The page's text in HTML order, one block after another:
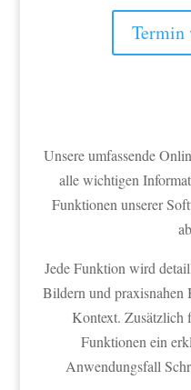
Termin
Unsere umfassende
alle wichtigen
Funktionen unserer
Jede Funktion wird
Bildern und praxisnahen
Kontext. Zusätzlich
Funktionen ein
Anwendungsfall